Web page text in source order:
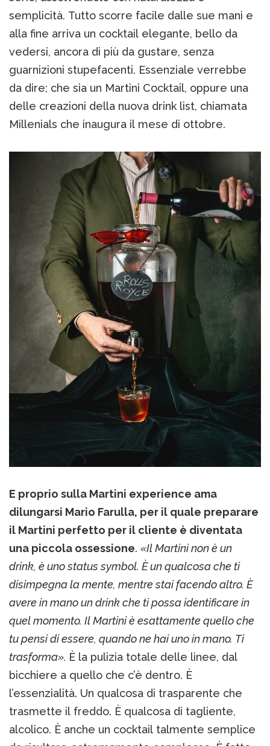
semplicità. Tutto scorre facile dalle sue mani e
alla fine arriva un cocktail elegante, bello da
vedersi, ancora di più da gustare, senza
guarnizioni stupefacenti. Essenziale verrebbe
da dire; che sia un Martini Cocktail, oppure una
delle creazioni della nuova drink list, chiamata
Millenials che inaugura il mese di ottobre.
E proprio sulla Martini experience ama
dilungarsi Mario Farulla, per il quale preparare
il Martini perfetto per il cliente è diventata
una piccola ossessione. «Il Martini non è un
drink, è uno status symbol. È un qualcosa che ti
disimpegna la mente, mentre stai facendo altro. È
avere in mano un drink che ti possa identificare in
quel momento. Il Martini è esattamente quello che
tu pensi di essere, quando ne hai uno in mano. Ti
trasforma». È la pulizia totale delle linee, dal
bicchiere a quello che c’è dentro. È
l’essenzialità. Un qualcosa di trasparente che
trasmette il freddo. È qualcosa di tagliente,
alcolico. È anche un cocktail talmente semplice